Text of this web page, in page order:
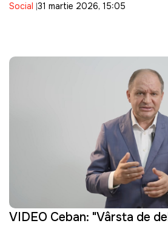
Social 31 martie 2026, 15:05
VIDEO Ceban: "Vârsta de